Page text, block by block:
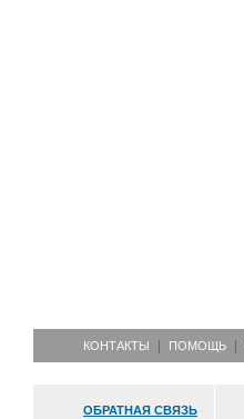
КОНТАКТЫ ПОМОЩЬ
ОБРАТНАЯ СВЯЗЬ